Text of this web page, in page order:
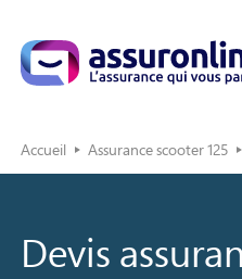
Accueil Assurance scooter 125
Devis